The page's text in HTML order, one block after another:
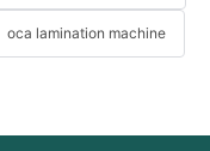
oca lamination machine